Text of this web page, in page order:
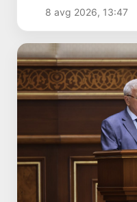
8 avg 2026, 13:47